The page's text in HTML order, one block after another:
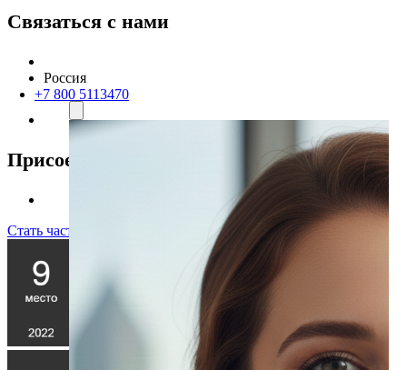
Связаться с нами
Россия
+7 800 5113470
Присоединяйтесь к нам
Стать частью команды!